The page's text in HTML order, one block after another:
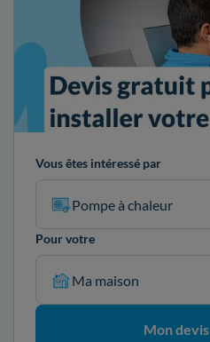
Vous êtes intéressé par
Pompe à chaleur
Pour votre
Ma maison
Mon